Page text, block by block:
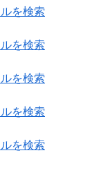
を検索
を検索
を検索
を検索
を検索